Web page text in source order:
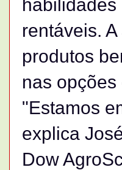
rentáveis.
produtos
nas
"Estamos
explica
Dow